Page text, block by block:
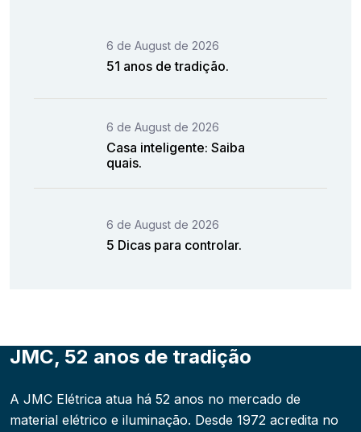
6 de August de 2026
51 anos de tradição.
6 de August de 2026
Casa inteligente: Saiba
quais.
6 de August de 2026
5 Dicas para controlar.
JMC, 52 anos de tradição
A JMC Elétrica atua há 52 anos no mercado de
material elétrico e iluminação. Desde 1972 acredita no